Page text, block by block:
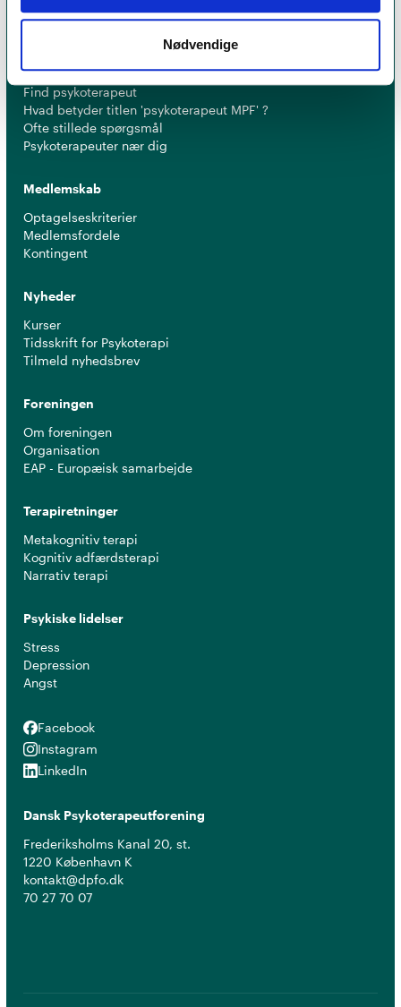
Nødvendige
Find psykoterapeut
Hvad betyder titlen 'psykoterapeut MPF' ?
Ofte stillede spørgsmål
Psykoterapeuter nær dig
Medlemskab
Optagelseskriterier
Medlemsfordele
Kontingent
Nyheder
Kurser
Tidsskrift for Psykoterapi
Tilmeld nyhedsbrev
Foreningen
Om foreningen
Organisation
EAP - Europæisk samarbejde
Terapiretninger
Metakognitiv terapi
Kognitiv adfærdsterapi
Narrativ terapi
Psykiske lidelser
Stress
Depression
Angst
Facebook
Facebook
Instagram
Instagram
LinkedIn
LinkedIn
Dansk Psykoterapeutforening
Frederiksholms Kanal 20, st.
1220 København K
kontakt@dpfo.dk
70 27 70 07